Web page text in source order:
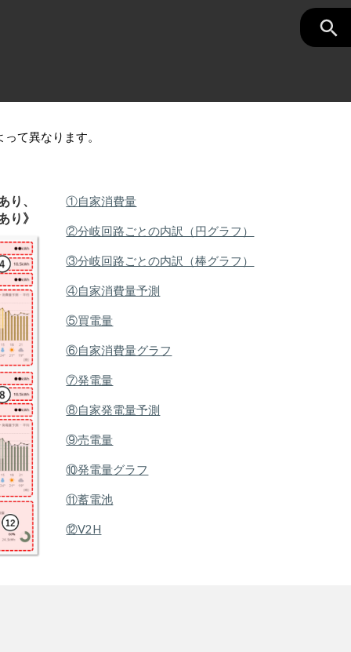
て異なります。
り、
り》
①自家消費量
②分岐回路ごとの内訳（円グラフ）
③分岐回路ごとの内訳（棒グラフ）
④自家消費量予測
⑤買電量
⑥自家消費量グラフ
⑦発電量
⑧自家発電量予測
⑨売電量
⑩発電量グラフ
⑪蓄電池
⑫V2H